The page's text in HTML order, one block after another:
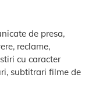
de presa,
reclame,
cu caracter
subtitrari filme de